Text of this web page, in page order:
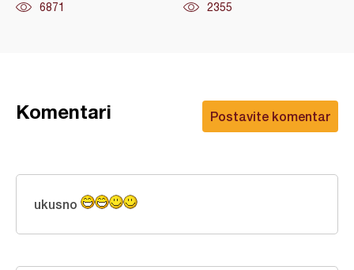
6871 2355
Postavite komentar
Komentari
ukusno